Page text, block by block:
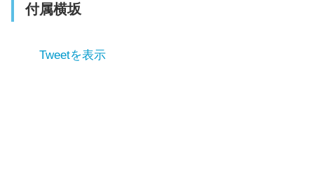
付属横坂
Tweetを表示